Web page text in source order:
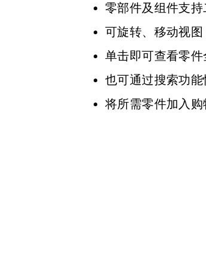
零部件及组件支
可旋转、移动视图
单击即可查看零件
也可通过搜索功能
将所需零件加入购